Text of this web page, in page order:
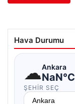
Hava Durumu
☁Ankara
NaN°C
ŞEHIR SEÇ